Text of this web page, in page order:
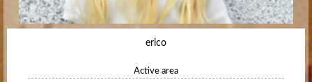
erico
Active area